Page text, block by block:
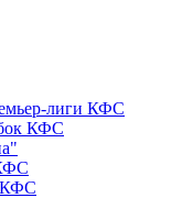
лиги КФС
КФС
КФС